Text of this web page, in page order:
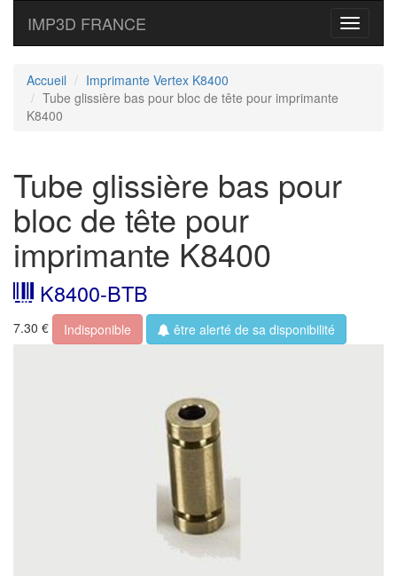
Toggle
IMP3D FRANCE
Accueil
Imprimante Vertex K8400
Tube glissière bas pour bloc de tête pour imprimante
K8400
Tube glissière bas pour
bloc de tête pour
imprimante K8400
K8400-BTB
7.30 € Indisponible être alerté de sa disponibilité